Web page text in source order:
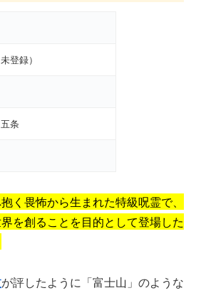
登録）
条
く畏怖から生まれた特級呪霊で、
を創ることを目的として登場した
が評したように「富士山」のような